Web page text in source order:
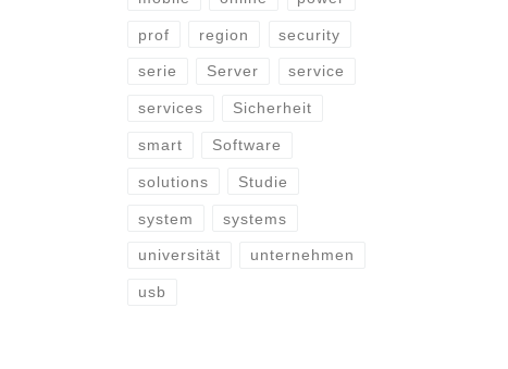
prof region security
serie Server service
services Sicherheit
smart Software
solutions Studie
system systems
universität unternehmen
usb